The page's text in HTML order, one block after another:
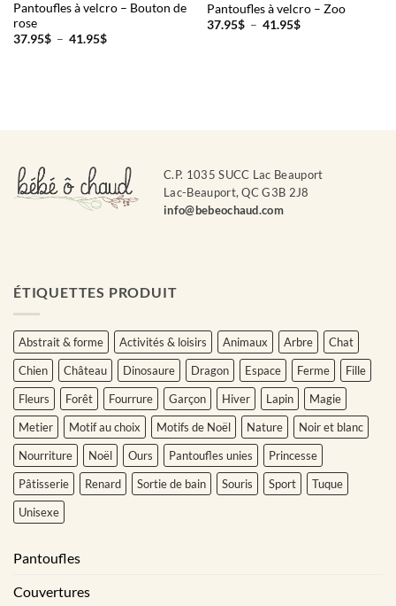
Pantoufles à velcro – Bouton de
rose
37.95$ – 41.95$Plage
Pantoufles à velcro – Zoo
37.95$ – 41.95$Plage
C.P. 1035 SUCC Lac Beauport
Lac-Beauport, QC G3B 2J8
info@bebeochaud.com
ÉTIQUETTES PRODUIT
Abstrait & forme Activités & loisirs Animaux Arbre
Chat
Chien
Château Dinosaure Dragon Espace Ferme
Fille
Fleurs
Forêt Fourrure Garçon Hiver Lapin
Magie
Metier
Motif au choix Motifs de Noël Nature
Noir et blanc
Nourriture
Noël Ours Pantoufles unies
Princesse
Pâtisserie
Renard Sortie de bain Souris Sport
Tuque
Unisexe
Pantoufles
Couvertures